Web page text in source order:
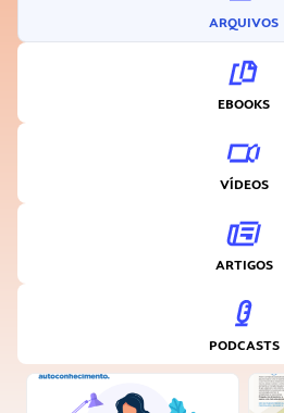
ARQUIVOS
EBOOKS
VÍDEOS
ARTIGOS
PODCASTS